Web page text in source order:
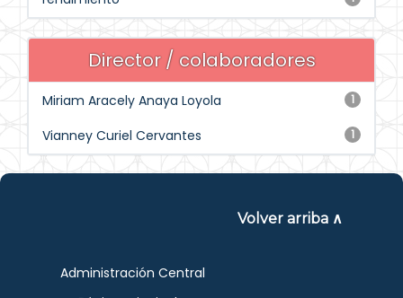
Director / colaboradores
1
Miriam Aracely Anaya Loyola
1
Vianney Curiel Cervantes
Volver arriba ∧
Administración Central